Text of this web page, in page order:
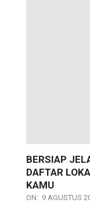
BERSIAP
DAFTAR
KAMU
ON: 9 AGUSTUS